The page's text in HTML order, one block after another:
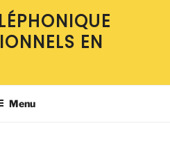
EN
Menu